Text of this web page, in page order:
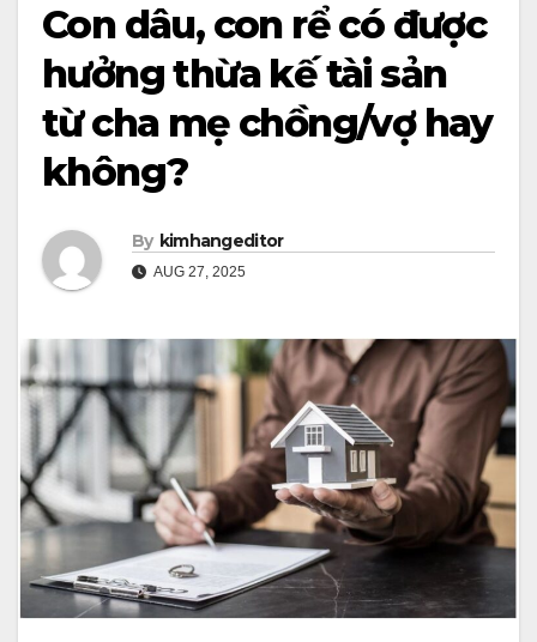
Con dâu, con rể có được
hưởng thừa kế tài sản
từ cha mẹ chồng/vợ hay
không?
By kimhangeditor
AUG 27, 2025